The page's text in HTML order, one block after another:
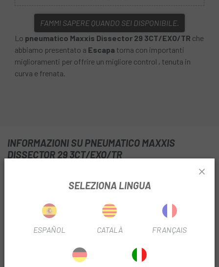
FAMMI SAPERE QUANDO SEI DISPONIBILE.
Lo pneumatico Maxxis Dissector 29 3CT/EXO/TR che
abbiamo presentato a Escapa torna con importanti
miglioramenti per offrire un migliore control , tenuta in
curva e frenata.
INFORMAZIONI SU PNEUMATICO MAXXIS
DISSECTOR 29 3CT/EXO/TR
TIPO DI COPERCHIO DEL FILTRO
INFORMAZIONI SUL PRODOTTO
SELEZIONA LINGUA
ESPAÑOL CATALÀ FRANÇAIS